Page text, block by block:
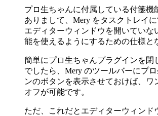
プロ生ちゃんに付属している付箋機
ありまして、Mery をタスクトレイ
エディターウィンドウを開いていな
能を使えるようにするための仕様と
簡単にプロ生ちゃんプラグインを閉
でしたら、Mery のツールバーにプ
ンのボタンを表示させておけば、ワ
オフが可能です。
ただ、これだとエディターウィンド